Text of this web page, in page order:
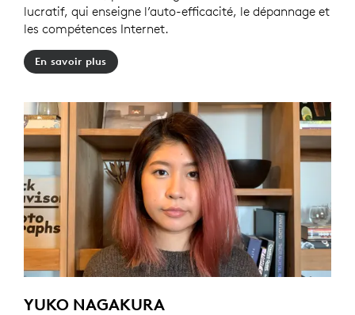
lucratif, qui enseigne l’auto-efficacité, le dépannage et
les compétences Internet.
En savoir plus
YUKO NAGAKURA